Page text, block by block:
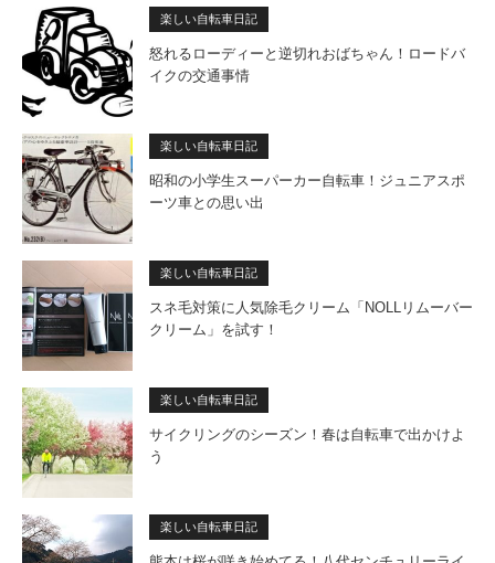
楽しい自転車日記
怒れるローディーと逆切れおばちゃん！ロードバ
イクの交通事情
楽しい自転車日記
昭和の小学生スーパーカー自転車！ジュニアスポ
ーツ車との思い出
楽しい自転車日記
スネ毛対策に人気除毛クリーム「NOLLリムーバー
クリーム」を試す！
楽しい自転車日記
サイクリングのシーズン！春は自転車で出かけよ
う
楽しい自転車日記